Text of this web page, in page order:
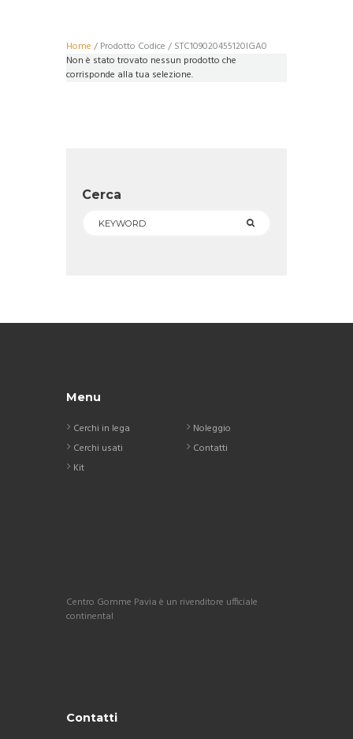
Home / Prodotto Codice / STC109020455120IGA0
Non è stato trovato nessun prodotto che
corrisponde alla tua selezione.
Cerca
Menu
Cerchi in lega
Cerchi usati
Kit
Noleggio
Contatti
Centro Gomme Pavia è un rivenditore ufficiale
continental
Contatti